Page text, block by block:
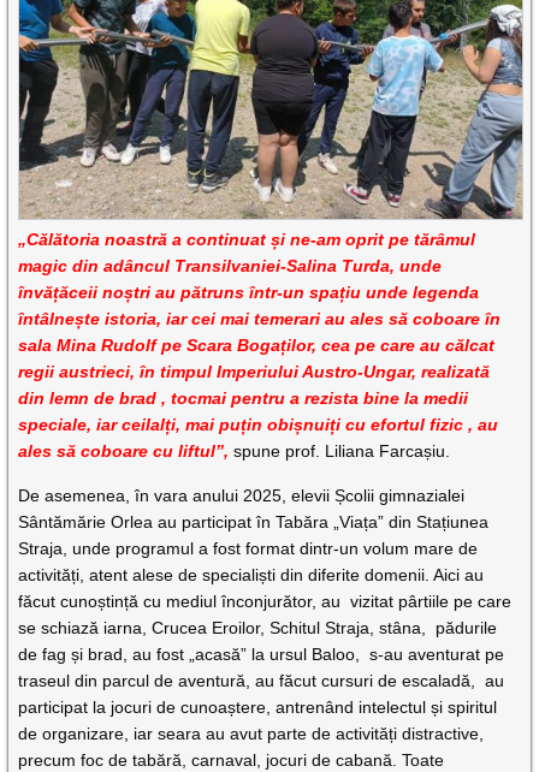
„Călătoria noastră a continuat și ne-am oprit pe tărâmul
magic din adâncul Transilvaniei-Salina Turda, unde
învățăceii noștri au pătruns într-un spațiu unde legenda
întâlnește istoria, iar cei mai temerari au ales să coboare în
sala Mina Rudolf pe Scara Bogaților, cea pe care au călcat
regii austrieci, în timpul Imperiului Austro-Ungar, realizată
din lemn de brad , tocmai pentru a rezista bine la medii
speciale, iar ceilalți, mai puțin obișnuiți cu efortul fizic , au
ales să coboare cu liftul”, spune prof. Liliana Farcașiu.
De asemenea, în vara anului 2025, elevii Școlii gimnazialei
Sântămărie Orlea au participat în Tabăra „Viața” din Stațiunea
Straja, unde programul a fost format dintr-un volum mare de
activități, atent alese de specialiști din diferite domenii. Aici au
făcut cunoștință cu mediul înconjurător, au vizitat pârtiile pe care
se schiază iarna, Crucea Eroilor, Schitul Straja, stâna, pădurile
de fag și brad, au fost „acasă” la ursul Baloo, s-au aventurat pe
traseul din parcul de aventură, au făcut cursuri de escaladă, au
participat la jocuri de cunoaștere, antrenând intelectul și spiritul
de organizare, iar seara au avut parte de activități distractive,
precum foc de tabără, carnaval, jocuri de cabană. Toate